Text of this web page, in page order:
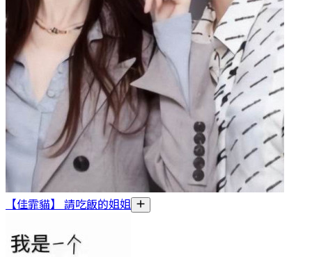
【佳霏貓】 請吃飯的姐姐